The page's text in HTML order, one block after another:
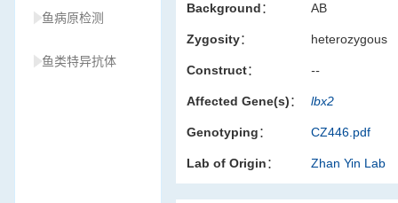
鱼病原检测
鱼类特异抗体
Background： AB
Zygosity： heterozygous
Construct： --
Affected Gene(s)： lbx2
Genotyping： CZ446.pdf
Lab of Origin： Zhan Yin Lab